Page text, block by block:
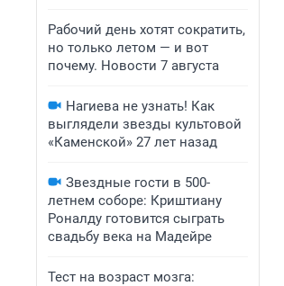
Рабочий день хотят сократить,
но только летом — и вот
почему. Новости 7 августа
Нагиева не узнать! Как
выглядели звезды культовой
«Каменской» 27 лет назад
Звездные гости в 500-
летнем соборе: Криштиану
Роналду готовится сыграть
свадьбу века на Мадейре
Тест на возраст мозга: